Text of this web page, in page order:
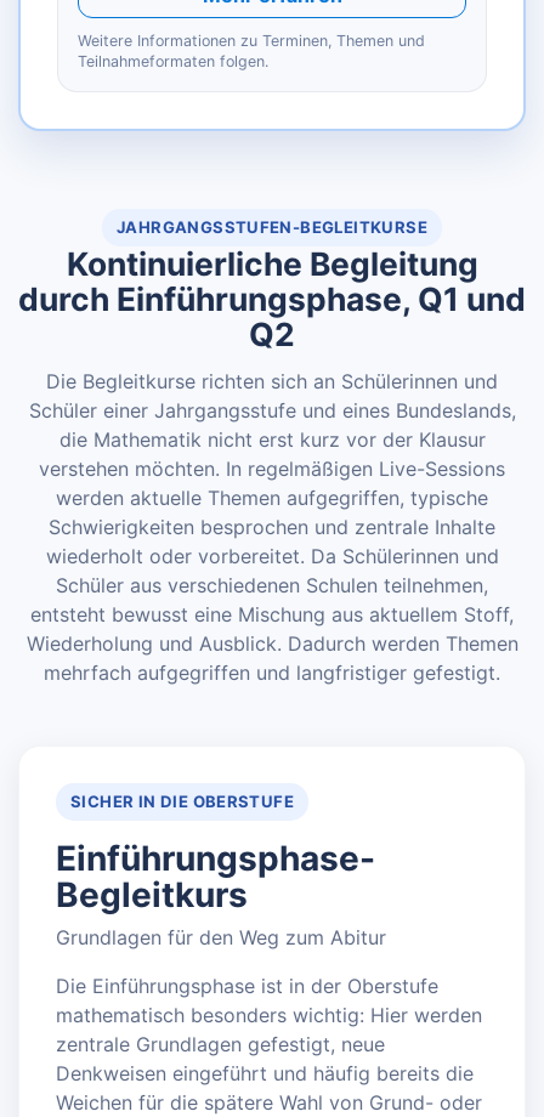
Weitere Informationen zu Terminen, Themen und
Teilnahmeformaten folgen.
JAHRGANGSSTUFEN-BEGLEITKURSE
Kontinuierliche Begleitung
durch Einführungsphase, Q1 und
Q2
Die Begleitkurse richten sich an Schülerinnen und
Schüler einer Jahrgangsstufe und eines Bundeslands,
die Mathematik nicht erst kurz vor der Klausur
verstehen möchten. In regelmäßigen Live-Sessions
werden aktuelle Themen aufgegriffen, typische
Schwierigkeiten besprochen und zentrale Inhalte
wiederholt oder vorbereitet. Da Schülerinnen und
Schüler aus verschiedenen Schulen teilnehmen,
entsteht bewusst eine Mischung aus aktuellem Stoff,
Wiederholung und Ausblick. Dadurch werden Themen
mehrfach aufgegriffen und langfristiger gefestigt.
SICHER IN DIE OBERSTUFE
Einführungsphase-
Begleitkurs
Grundlagen für den Weg zum Abitur
Die Einführungsphase ist in der Oberstufe
mathematisch besonders wichtig: Hier werden
zentrale Grundlagen gefestigt, neue
Denkweisen eingeführt und häufig bereits die
Weichen für die spätere Wahl von Grund- oder